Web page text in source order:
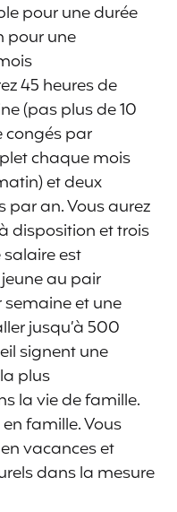
pour une durée
pour une
45 heures de
(pas plus de 10
congés par
chaque mois
et deux
par an. Vous aurez
disposition et trois
est
au pair
semaine et une
jusqu’à 500
signent une
plus
la vie de famille.
famille. Vous
vacances et
dans la mesure